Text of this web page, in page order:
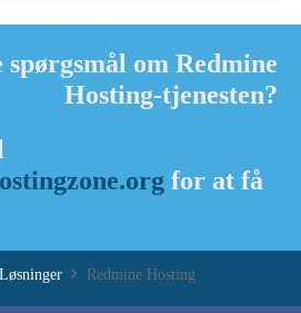
om Redmine
Hosting-tjenesten?
for at få
Løsninger Redmine Hosting